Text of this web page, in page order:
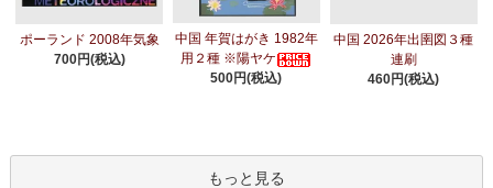
ポーランド 2008年気象
700円(税込)
中国 年賀はがき 1982年
用２種 ※陽ヤケ
500円(税込)
中国 2026年出圉図３種
連刷
460円(税込)
もっと見る